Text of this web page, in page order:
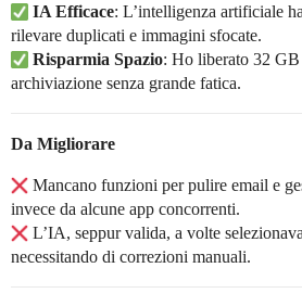
IA Efficace: L’intelligenza artificiale
rilevare duplicati e immagini sfocate.
Risparmia Spazio: Ho liberato 32
archiviazione senza grande fatica.
Da Migliorare
Mancano funzioni per pulire email e
invece da alcune app concorrenti.
L’IA, seppur valida, a volte
necessitando di correzioni manuali.